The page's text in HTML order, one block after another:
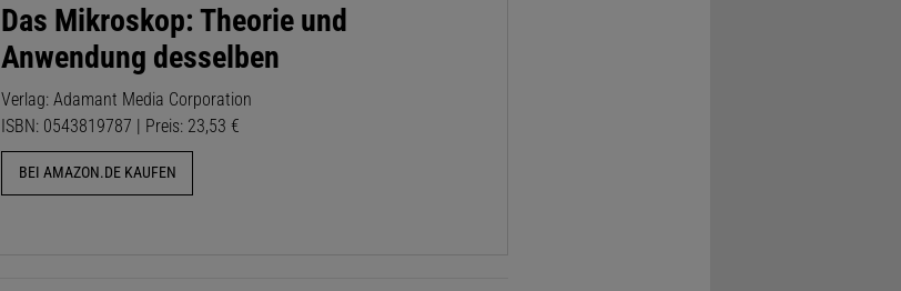
Das Mikroskop: Theorie und
Anwendung desselben
Verlag: Adamant Media Corporation
ISBN: 0543819787 | Preis: 23,53 €
BEI AMAZON.DE KAUFEN